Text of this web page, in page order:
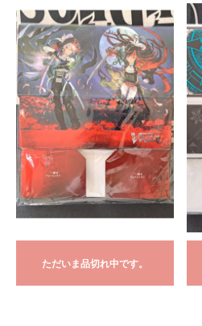
ただいま品切れ中です。